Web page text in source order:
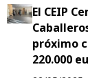
El CEIP
próximo
220.000